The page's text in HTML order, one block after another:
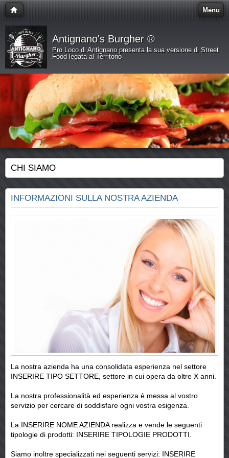
Menu
Antignano's Burgher ®
Pro Loco di Antignano presenta la sua versione di Street
Food legata al Territorio
CHI SIAMO
INFORMAZIONI SULLA NOSTRA AZIENDA
La nostra azienda ha una consolidata esperienza nel settore
INSERIRE TIPO SETTORE, settore in cui opera da oltre X anni.
La nostra professionalità ed esperienza è messa al vostro
servizio per cercare di soddisfare ogni vostra esigenza.
La INSERIRE NOME AZIENDA realizza e vende le seguenti
tipologie di prodotti: INSERIRE TIPOLOGIE PRODOTTI.
Siamo inoltre specializzati nei seguenti servizi: INSERIRE